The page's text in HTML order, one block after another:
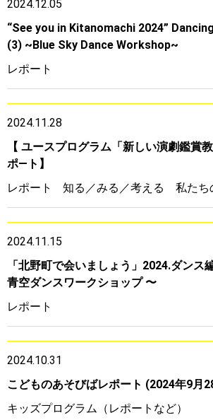
2024.12.05
“See you in Kitanomachi 2024”
(3) ~Blue Sky Dance Workshop~
レポート
2024.11.28
【 ユースプログラム「新しい演劇鑑賞
ポ―ト】
レポート
知る／みる／考える 私たち
2024.11.15
「北野町で会いましょう」2024.ダン
青空ダンスワークショップ 〜
レポート
2024.10.31
こどものあそびばレポート (2024年9月
キッズプログラム（レポートなど）